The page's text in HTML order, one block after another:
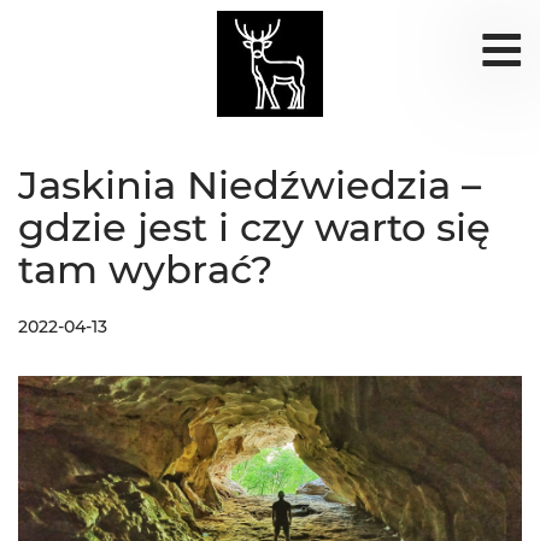
Jaskinia Niedźwiedzia –
gdzie jest i czy warto się
tam wybrać?
2022-04-13